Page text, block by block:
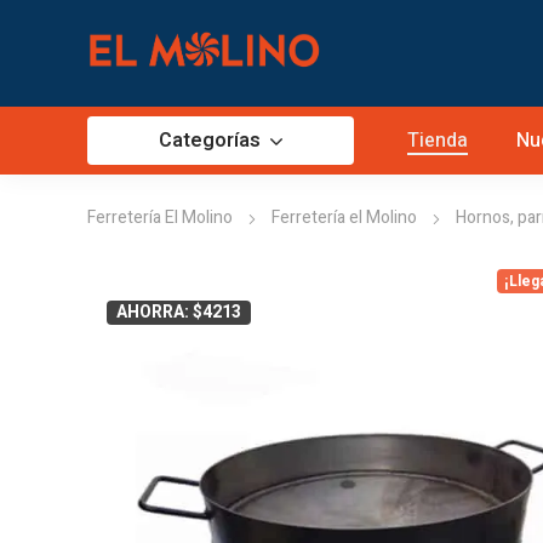
Categorías Tienda
Ferretería El Molino Ferretería el Molino Hornos,
AHORRA: $4213